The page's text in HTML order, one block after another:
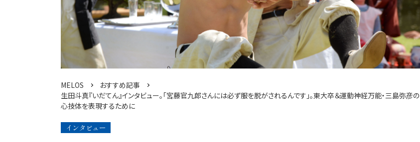
MELOS
おすすめ記事
生田斗真『いだてん』インタビュー。「宮藤官九郎さんには必ず服を脱がされるんです」。東大卒＆運動神経万能・三島弥彦の
心技体を表現するために
インタビュー